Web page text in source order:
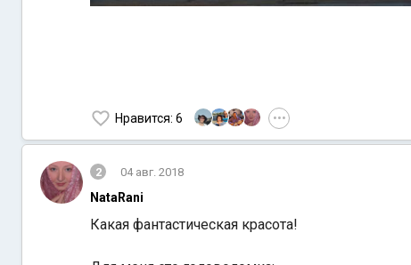
Нравится: 6 •••
2 04 авг. 2018
NataRani
Какая фантастическая красота!